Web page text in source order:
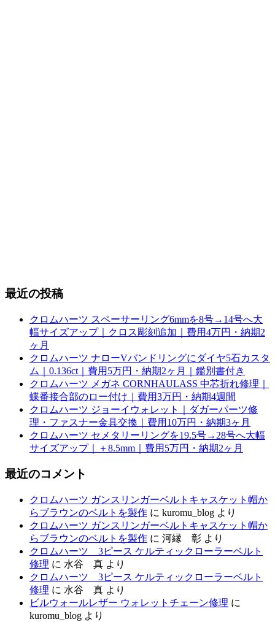
最近の投稿
クロムハーツ スペーサーリング6mmを8号→14号へ大
幅サイズアップ｜クロス彫刻追加｜費用4万円・納期2
ヶ月
クロムハーツ ナローVバンドリングにダイヤ5石カスタ
ム｜0.136ct｜費用5万円・納期2ヶ月｜鑑別書付き
クロムハーツ メガネ CORNHAULASS 中芯折れ修理｜
蝶番接合部のロー付け｜費用3万円・納期4週間
クロムハーツ ジョーイウォレット｜ダガーパーツ修
理・ファスナー金具交換｜費用10万円・納期3ヶ月
クロムハーツ セメタリーリングを19.5号→28号へ大幅
サイズアップ｜＋8.5mm｜費用5万円・納期2ヶ月
最近のコメント
クロムハーツ ガンスリンガーベルトキャスケット帽か
らブラウンのベルトを製作 に kuromu_blog より
クロムハーツ ガンスリンガーベルトキャスケット帽か
らブラウンのベルトを製作 に 河縁 彰 より
クロムハーツ 3ピース ケルティックローラーベルト
修理 に 水谷 真 より
クロムハーツ 3ピース ケルティックローラーベルト
修理 に 水谷 真 より
ビルウォールレザー ウォレットチェーン修理 に
kuromu_blog より